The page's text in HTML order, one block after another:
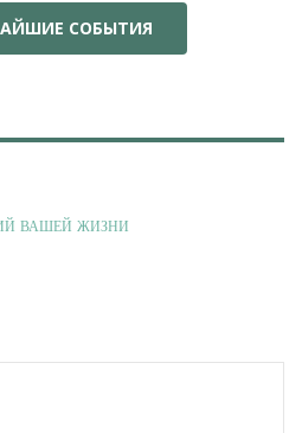
СОБЫТИЯ
ВАШЕЙ ЖИЗНИ